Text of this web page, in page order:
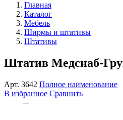
Главная
Каталог
Мебель
Ширмы и штативы
Штативы
Штатив Медснаб-
Арт. 3642 Полное наименование
В избранное Сравнить